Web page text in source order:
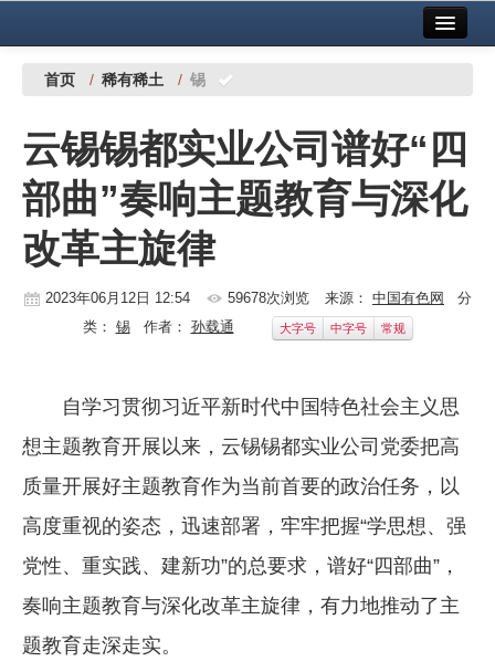
中国有色金属报社主办 广告服务
铜镍铅锌
铝
稀有稀土
有色市场
党建工作
企业文化
《资源再生》杂志
行情报价
首页 / 稀有稀土 / 锡
云锡锡都实业公司谱好“四
部曲”奏响主题教育与深化
改革主旋律
2023年06月12日 12:54 59678次浏览 来源： 中国有色网
分
类： 锡作者： 孙载通 大字号 中字号 常规
自学习贯彻习近平新时代中国特色社会主义思
想主题教育开展以来，云锡锡都实业公司党委把高
质量开展好主题教育作为当前首要的政治任务，以
高度重视的姿态，迅速部署，牢牢把握“学思想、强
党性、重实践、建新功”的总要求，谱好“四部曲”，
奏响主题教育与深化改革主旋律，有力地推动了主
题教育走深走实。